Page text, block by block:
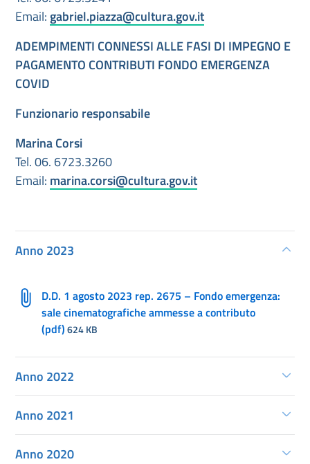
Email: gabriel.piazza@cultura.gov.it
ADEMPIMENTI CONNESSI ALLE FASI DI IMPEGNO E
PAGAMENTO CONTRIBUTI FONDO EMERGENZA
COVID
Funzionario responsabile
Marina Corsi
Tel. 06. 6723.3260
Email: marina.corsi@cultura.gov.it
Anno 2023
D.D. 1 agosto 2023 rep. 2675 – Fondo emergenza:
sale cinematografiche ammesse a contributo
(pdf)624 KB
Anno 2022
Anno 2021
Anno 2020